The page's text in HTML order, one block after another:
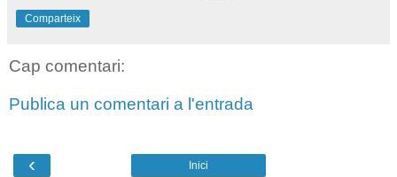
Comparteix
Cap comentari:
Publica un comentari a l'entrada
‹ Inici